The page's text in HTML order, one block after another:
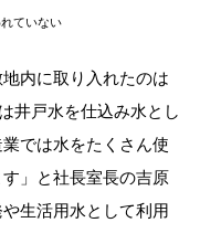
ていない
内に取り入れたのは
井戸水を仕込み水とし
では水をたくさん使
」と社長室長の吉原
生活用水として利用